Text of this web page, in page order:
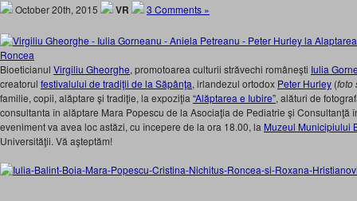
October 20th, 2015 VR 3 Comments »
Bioeticianul Virgiliu Gheorghe, promotoarea culturii străvechi româneşti Iulia
creatorul festivalului de tradiţii de la Săpânţa, irlandezul ortodox Peter Hurley (foto
familie, copii, alăptare şi tradiţie, la expoziţia “Alăptarea e Iubire”, alături de
consultanta în alăptare Mara Popescu de la Asociaţia de Pediatrie şi Consultanţă
eveniment va avea loc astăzi, cu începere de la ora 18.00, la Muzeul Municipiului
Universităţii. Vă aşteptăm!